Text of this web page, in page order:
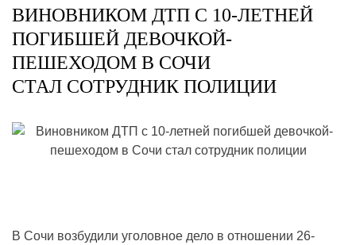
ВИНОВНИКОМ ДТП С 10-ЛЕТНЕЙ
ПОГИБШЕЙ ДЕВОЧКОЙ-
ПЕШЕХОДОМ В СОЧИ
СТАЛ СОТРУДНИК ПОЛИЦИИ
В Сочи возбудили уголовное дело в отношении 26-